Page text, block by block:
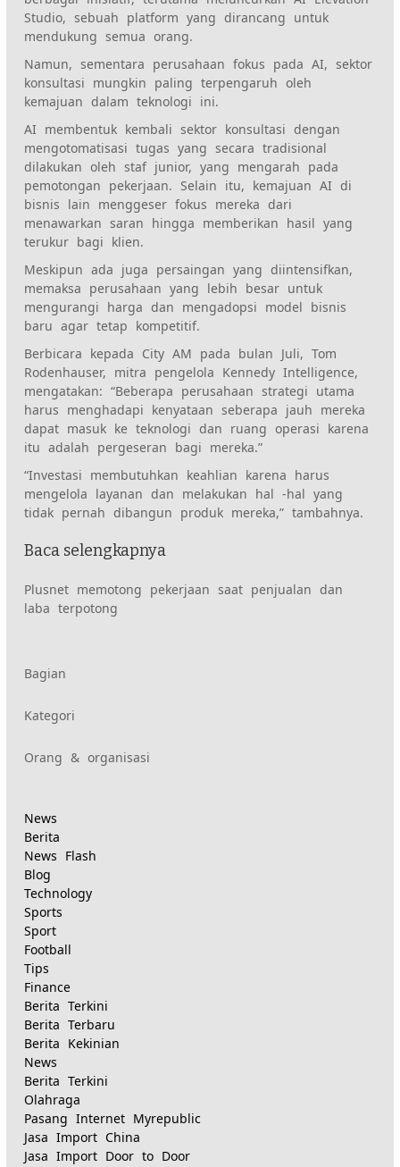
Studio, sebuah platform yang dirancang untuk
mendukung semua orang.
Namun, sementara perusahaan fokus pada AI, sektor
konsultasi mungkin paling terpengaruh oleh
kemajuan dalam teknologi ini.
AI membentuk kembali sektor konsultasi dengan
mengotomatisasi tugas yang secara tradisional
dilakukan oleh staf junior, yang mengarah pada
pemotongan pekerjaan. Selain itu, kemajuan AI di
bisnis lain menggeser fokus mereka dari
menawarkan saran hingga memberikan hasil yang
terukur bagi klien.
Meskipun ada juga persaingan yang diintensifkan,
memaksa perusahaan yang lebih besar untuk
mengurangi harga dan mengadopsi model bisnis
baru agar tetap kompetitif.
Berbicara kepada City AM pada bulan Juli, Tom
Rodenhauser, mitra pengelola Kennedy Intelligence,
mengatakan: “Beberapa perusahaan strategi utama
harus menghadapi kenyataan seberapa jauh mereka
dapat masuk ke teknologi dan ruang operasi karena
itu adalah pergeseran bagi mereka.”
“Investasi membutuhkan keahlian karena harus
mengelola layanan dan melakukan hal -hal yang
tidak pernah dibangun produk mereka,” tambahnya.
Baca selengkapnya
Plusnet memotong pekerjaan saat penjualan dan
laba terpotong
Demikian
pula
konten
yang
ditandai:
Bagian
Kategori
Orang & organisasi
News
Berita
News Flash
Blog
Technology
Sports
Sport
Football
Tips
Finance
Berita Terkini
Berita Terbaru
Berita Kekinian
News
Berita Terkini
Olahraga
Pasang Internet Myrepublic
Jasa Import China
Jasa Import Door to Door